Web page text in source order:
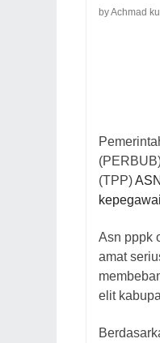
by Achmad
(TPP)ASN
Asn pppk
amat
elit